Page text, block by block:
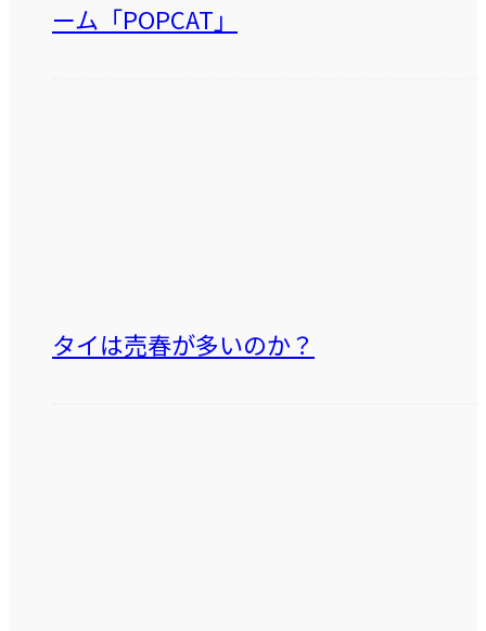
ーム「POPCAT」
タイは売春が多いのか？